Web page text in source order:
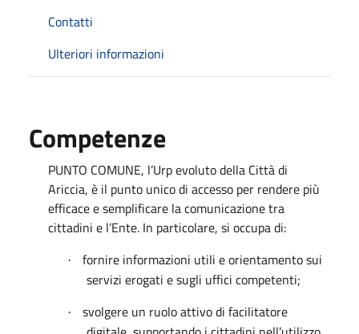
Contatti
Ulteriori informazioni
Competenze
PUNTO COMUNE, l’Urp evoluto della Città di
Ariccia, è il punto unico di accesso per rendere più
efficace e semplificare la comunicazione tra
cittadini e l’Ente. In particolare, si occupa di:
·
fornire informazioni utili e orientamento sui
servizi erogati e sugli uffici competenti;
·
svolgere un ruolo attivo di facilitatore